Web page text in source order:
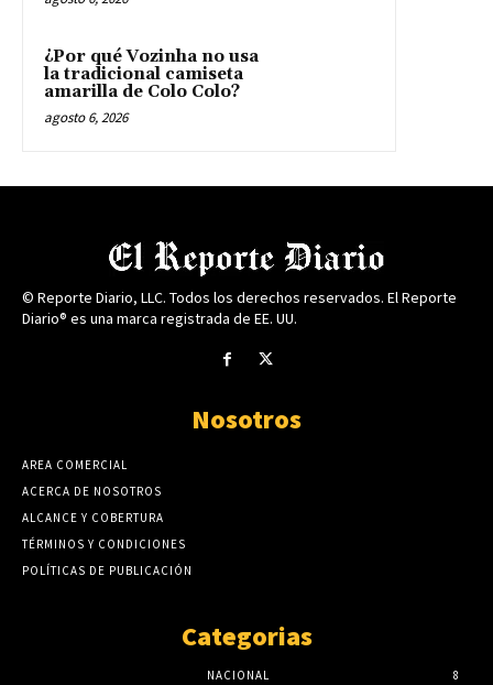
¿Por qué Vozinha no usa
la tradicional camiseta
amarilla de Colo Colo?
agosto 6, 2026
© Reporte Diario, LLC. Todos los derechos reservados. El Reporte
Diario® es una marca registrada de EE. UU.
Nosotros
AREA COMERCIAL
ACERCA DE NOSOTROS
ALCANCE Y COBERTURA
TÉRMINOS Y CONDICIONES
POLÍTICAS DE PUBLICACIÓN
Categorias
NACIONAL 8